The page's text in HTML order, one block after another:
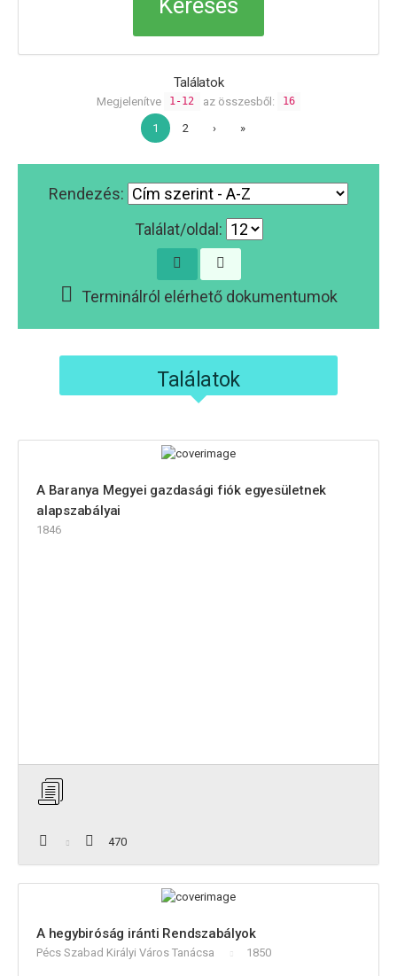
Találatok
Megjelenítve 1-12 az összesből: 16
1 2 › »
Rendezés:
Találat/oldal:
Terminálról elérhető dokumentumok
Találatok
A Baranya Megyei gazdasági fiók egyesületnek
alapszabályai
1846
470
A hegybiróság iránti Rendszabályok
Pécs Szabad Királyi Város Tanácsa 1850